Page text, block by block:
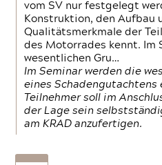
vom SV nur festgelegt
Konstruktion, den Aufbau
Qualitätsmerkmale der
des Motorrades kennt. Im
wesentlichen Gru…
Im Seminar werden die
eines
Teilnehmer soll im
der Lage sein
am KRAD anzufertigen.